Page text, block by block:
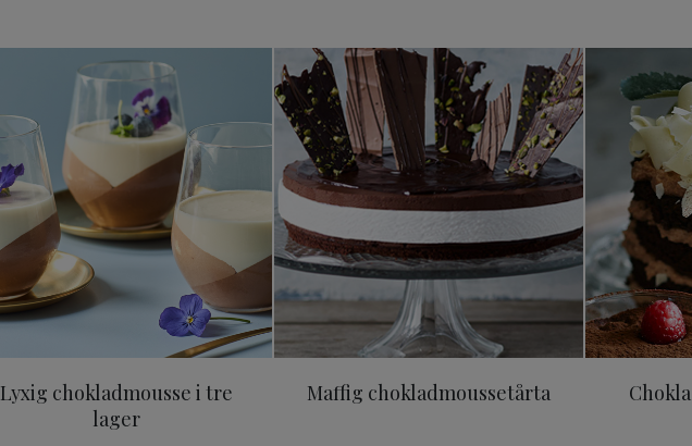
Lyxig chokladmousse i tre
lager
Lyxig chokladmousse i tre lager
Maffig chokladmoussetårta
Maffig chokladmoussetårta